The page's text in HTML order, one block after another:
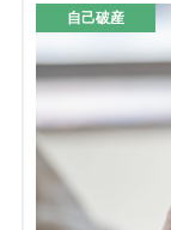
自己破産